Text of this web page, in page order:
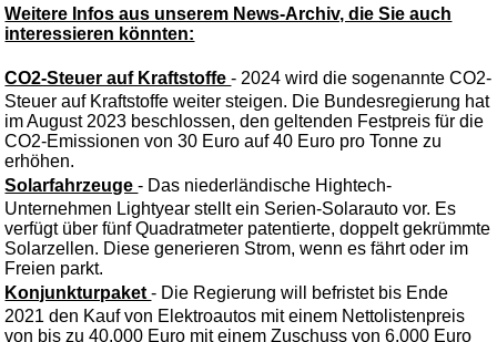
Weitere Infos aus unserem News-Archiv, die Sie auch
interessieren könnten:
CO2-Steuer auf Kraftstoffe- 2024 wird die sogenannte CO2-
Steuer auf Kraftstoffe weiter steigen. Die Bundesregierung hat
im August 2023 beschlossen, den geltenden Festpreis für die
CO2-Emissionen von 30 Euro auf 40 Euro pro Tonne zu
erhöhen.
Solarfahrzeuge- Das niederländische Hightech-
Unternehmen Lightyear stellt ein Serien-Solarauto vor. Es
verfügt über fünf Quadratmeter patentierte, doppelt gekrümmte
Solarzellen. Diese generieren Strom, wenn es fährt oder im
Freien parkt.
Konjunkturpaket- Die Regierung will befristet bis Ende
2021 den Kauf von Elektroautos mit einem Nettolistenpreis
von bis zu 40.000 Euro mit einem Zuschuss von 6.000 Euro